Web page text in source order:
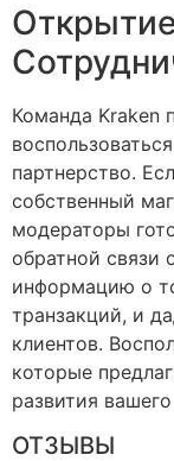
Команда Kraken
партнерство.
собственный
модераторы
обратной связи
информацию о
транзакций, и
клиентов.
которые
развития
ОТЗЫВЫ